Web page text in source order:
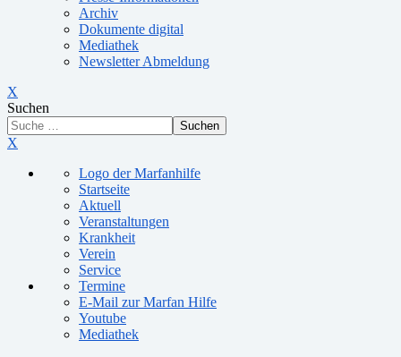
Archiv
Dokumente digital
Mediathek
Newsletter Abmeldung
X
Suchen
Suchen
X
Logo der Marfanhilfe
Startseite
Aktuell
Veranstaltungen
Krankheit
Verein
Service
Termine
E-Mail zur Marfan Hilfe
Youtube
Mediathek